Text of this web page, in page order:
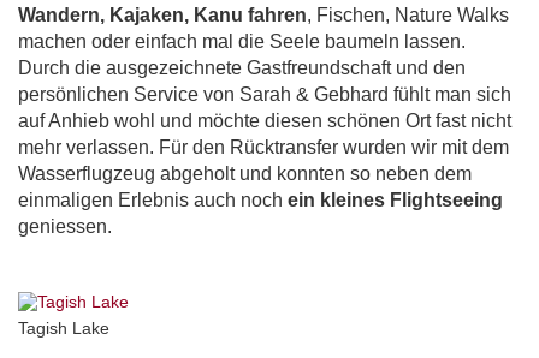
Wandern, Kajaken, Kanu fahren, Fischen, Nature Walks
machen oder einfach mal die Seele baumeln lassen.
Durch die ausgezeichnete Gastfreundschaft und den
persönlichen Service von Sarah & Gebhard fühlt man sich
auf Anhieb wohl und möchte diesen schönen Ort fast nicht
mehr verlassen. Für den Rücktransfer wurden wir mit dem
Wasserflugzeug abgeholt und konnten so neben dem
einmaligen Erlebnis auch noch ein kleines Flightseeing
geniessen.
Tagish Lake